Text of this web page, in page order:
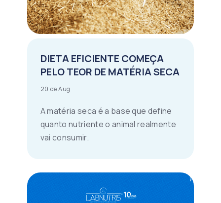
DIETA EFICIENTE COMEÇA
PELO TEOR DE MATÉRIA SECA
20 de Aug
A matéria seca é a base que define
quanto nutriente o animal realmente
vai consumir.